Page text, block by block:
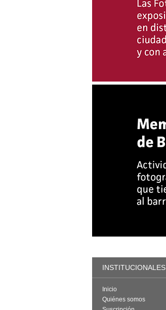
INSTITUCIONALES
Inicio
Quiénes somos